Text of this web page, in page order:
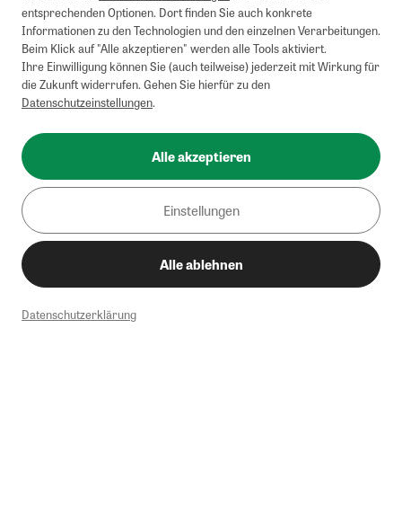
entsprechenden Optionen. Dort finden Sie auch konkrete
Informationen zu den Technologien und den einzelnen Verarbeitungen.
Beim Klick auf "Alle akzeptieren" werden alle Tools aktiviert.
Ihre Einwilligung können Sie (auch teilweise) jederzeit mit Wirkung für
die Zukunft widerrufen. Gehen Sie hierfür zu den
Datenschutzeinstellungen.
Alle akzeptieren
Einstellungen
Alle ablehnen
Datenschutzerklärung